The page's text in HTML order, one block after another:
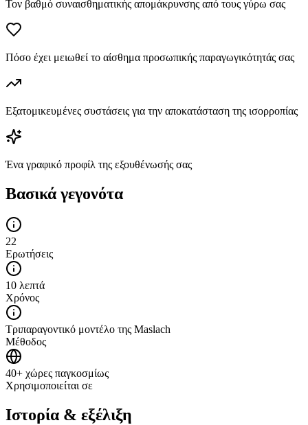
Τον βαθμό συναισθηματικής απομάκρυνσης από τους γύρω σας
Πόσο έχει μειωθεί το αίσθημα προσωπικής παραγωγικότητάς σας
Εξατομικευμένες συστάσεις για την αποκατάσταση της ισορροπίας
Ένα γραφικό προφίλ της εξουθένωσής σας
Βασικά γεγονότα
22
Ερωτήσεις
10 λεπτά
Χρόνος
Τριπαραγοντικό μοντέλο της Maslach
Μέθοδος
40+ χώρες παγκοσμίως
Χρησιμοποιείται σε
Ιστορία & εξέλιξη